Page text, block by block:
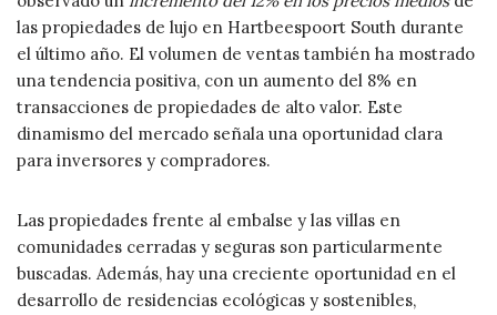
las propiedades de lujo en Hartbeespoort South durante
el último año. El volumen de ventas también ha mostrado
una tendencia positiva, con un aumento del 8% en
transacciones de propiedades de alto valor. Este
dinamismo del mercado señala una oportunidad clara
para inversores y compradores.
Las propiedades frente al embalse y las villas en
comunidades cerradas y seguras son particularmente
buscadas. Además, hay una creciente oportunidad en el
desarrollo de residencias ecológicas y sostenibles,